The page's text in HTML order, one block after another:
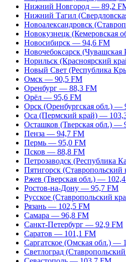
Нижний Новгород — 89,2
Нижний Тагил
Новоалександровск
Новокузнецк (Кемеровская
Новосибирск — 94,6 FM
Новочебоксарск
Норильск (Красноярский
Новый Свет (Республика
Омск — 90,5 FM
Оренбург — 88,3 FM
Орёл — 95,6 FM
Орск (Оренбургская обл.) —
Оса (Пермский край) —
Осташков (Тверская обл.) —
Пенза — 94,7 FM
Пермь — 95,0 FM
Псков — 88,8 FM
Петрозаводск (Республика
Пятигорск
Ржев (Тверская обл.) —
Ростов-на-Дону — 95,7 FM
Русское (Ставропольский
Рязань — 102,5 FM
Самара — 96,8 FM
Санкт-Петербург — 92,9 FM
Саратов — 101,1 FM
Саргатское (Омская обл.) —
Светлоград